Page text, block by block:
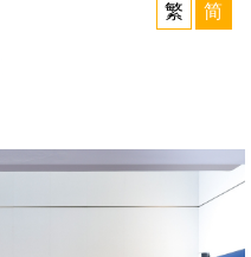
繁
简